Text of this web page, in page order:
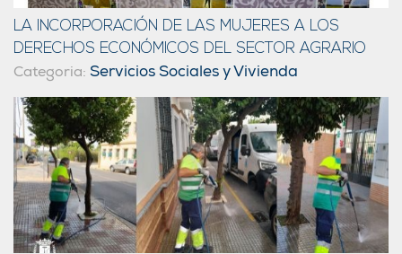
LA INCORPORACIÓN DE LAS MUJERES A LOS
DERECHOS ECONÓMICOS DEL SECTOR AGRARIO
Categoria: Servicios Sociales y Vivienda